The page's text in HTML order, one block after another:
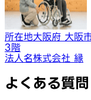
所在地大阪府 大阪
3階
法人名株式会社 縁
よくある質問